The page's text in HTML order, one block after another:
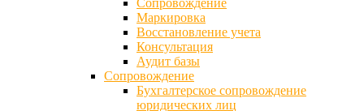
Сопровождение
Маркировка
Восстановление учета
Консультация
Аудит базы
Cопровождение
Бухгалтерское сопровождение
юридических лиц